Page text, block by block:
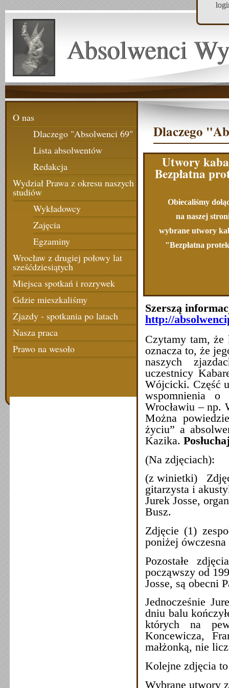
Absolwenci
O nas
Dlaczego "Absolwenci 69"
Lista absolwentów
Redakcja
Wydział Prawa z okresu naszych
studiów
Wykładowcy
Zajęcia
Egzaminy
Wrocław z drugiej połowy lat
sześćdziesiątych
Miejsca spotkań i rozrywek
Gdzie mieszkaliśmy
Zjazdy - spotkania po latach
Nasza praca
Prawo na wesoło
Dlaczego
Utwory
Bezpłatna
Obiecaliśmy
na naszej
wybrane utwory
"Bezpłatna
Szerszą
http://
Czytamy tam, że
oznacza to, że
naszych
uczestnicy
Wójcicki. Część
wspomnienia
Wrocławiu – np.
Można
życiu” a
Kazika.
(Na zdjęciach):
(z winietki)
gitarzysta i
Jurek Josse,
Busz.
Zdjęcie (1)
poniżej
Pozostałe
począwszy od
Josse, są obecni
Jednocześnie
dniu balu
których na
Koncewicza,
małżonką, nie
Kolejne zdjęcia
Wybrane utwory